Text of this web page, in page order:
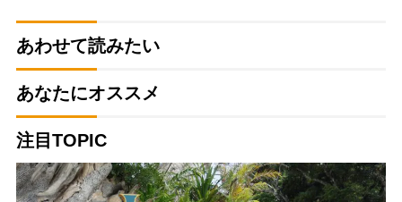
あわせて読みたい
あなたにオススメ
注目TOPIC